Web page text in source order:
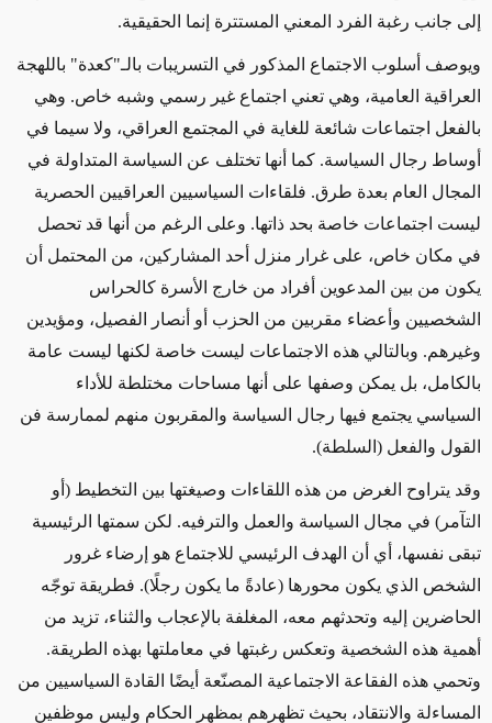
إلى جانب رغبة الفرد المعني المستترة إنما الحقيقية.
ويوصف أسلوب الاجتماع المذكور في التسريبات بالـ"كعدة" باللهجة
العراقية العامية، وهي تعني اجتماع غير رسمي وشبه خاص. وهي
بالفعل اجتماعات شائعة للغاية في المجتمع العراقي، ولا سيما في
أوساط رجال السياسة. كما أنها تختلف عن السياسة المتداولة في
المجال العام بعدة طرق. فلقاءات السياسيين العراقيين الحصرية
ليست اجتماعات خاصة بحد ذاتها. وعلى الرغم من أنها قد تحصل
في مكان خاص، على غرار منزل أحد المشاركين، من المحتمل أن
يكون من بين المدعوين أفراد من خارج الأسرة كالحراس
الشخصيين وأعضاء مقربين من الحزب أو أنصار الفصيل، ومؤيدين
وغيرهم. وبالتالي هذه الاجتماعات ليست خاصة لكنها ليست عامة
بالكامل، بل يمكن وصفها على أنها مساحات مختلطة للأداء
السياسي يجتمع فيها رجال السياسة والمقربون منهم لممارسة فن
القول والفعل (السلطة).
وقد يتراوح الغرض من هذه اللقاءات وصيغتها بين التخطيط (أو
التآمر) في مجال السياسة والعمل والترفيه. لكن سمتها الرئيسية
تبقى نفسها، أي أن الهدف الرئيسي للاجتماع هو إرضاء غرور
الشخص الذي يكون محورها (عادةً ما يكون رجلًا). فطريقة توجّه
الحاضرين إليه وتحدثهم معه، المغلفة بالإعجاب والثناء، تزيد من
أهمية هذه الشخصية وتعكس رغبتها في معاملتها بهذه الطريقة.
وتحمي هذه الفقاعة الاجتماعية المصنّعة أيضًا القادة السياسيين من
المساءلة والانتقاد، بحيث تظهرهم بمظهر الحكام وليس موظفين